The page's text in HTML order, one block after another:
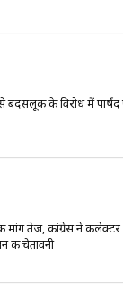
बदसलूकी के विरोध में पार्षद
मांग तेज, कांग्रेस ने कलेक्टर
चेतावनी